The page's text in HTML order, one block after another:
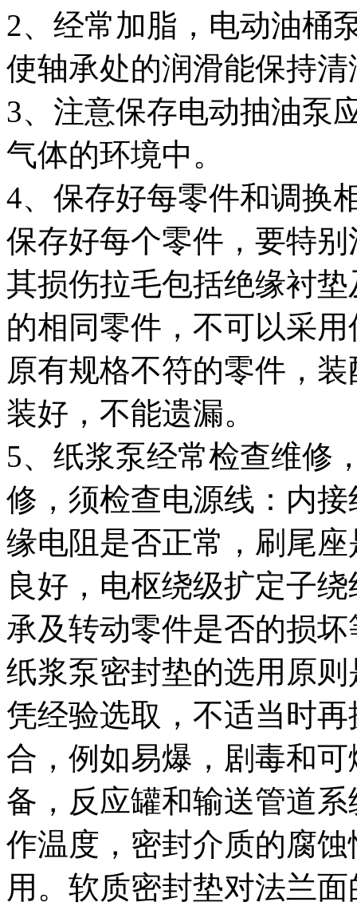
2、经常加脂，电动油桶
使轴承处的润滑能保持
3、注意保存电动抽油泵
气体的环境中。
4、保存好每零件和调换
保存好每个零件，要特
其损伤拉毛包括绝缘衬
的相同零件，不可以采
原有规格不符的零件，
装好，不能遗漏。
5、纸浆泵经常检查维修
修，须检查电源线：内
缘电阻是否正常，刷尾
良好，电枢绕级扩定子
承及转动零件是否的损坏
纸浆泵密封垫的选用原
凭经验选取，不适当时
合，例如易爆，剧毒和
备，反应罐和输送管道
作温度，密封介质的腐
用。软质密封垫对法兰